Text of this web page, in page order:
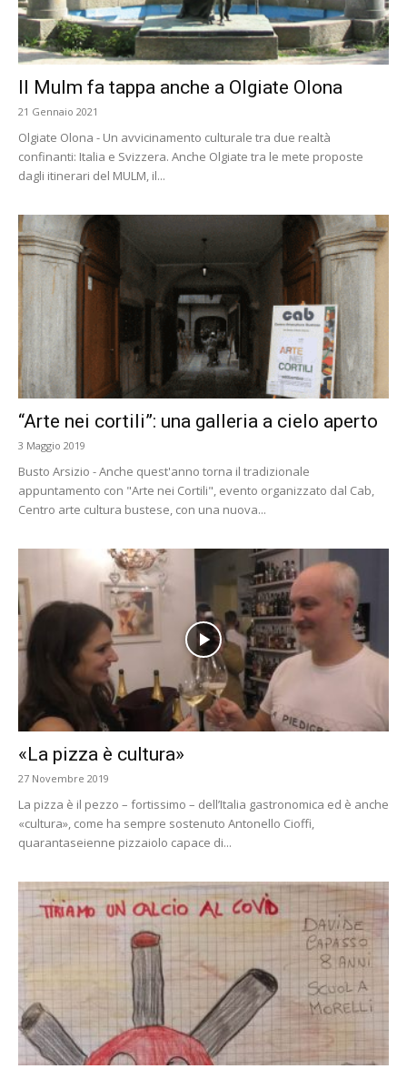
Il Mulm fa tappa anche a Olgiate Olona
21 Gennaio 2021
Olgiate Olona - Un avvicinamento culturale tra due realtà
confinanti: Italia e Svizzera. Anche Olgiate tra le mete proposte
dagli itinerari del MULM, il...
“Arte nei cortili”: una galleria a cielo aperto
3 Maggio 2019
Busto Arsizio - Anche quest'anno torna il tradizionale
appuntamento con "Arte nei Cortili", evento organizzato dal Cab,
Centro arte cultura bustese, con una nuova...
«La pizza è cultura»
27 Novembre 2019
La pizza è il pezzo – fortissimo – dell’Italia gastronomica ed è anche
«cultura», come ha sempre sostenuto Antonello Cioffi,
quarantaseienne pizzaiolo capace di...